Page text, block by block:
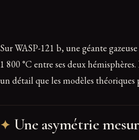
Sur WASP-121 b, une géante
1 800 °C entre ses deux
un détail que les modèles
Une asymétrie